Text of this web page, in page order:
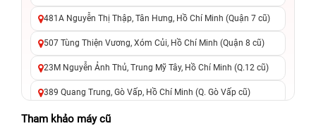
481A Nguyễn Thị Thập, Tân Hưng, Hồ Chí Minh (Quận 7 cũ)
507 Tùng Thiện Vương, Xóm Củi, Hồ Chí Minh (Quận 8 cũ)
23M Nguyễn Ảnh Thủ, Trung Mỹ Tây, Hồ Chí Minh (Q.12 cũ)
389 Quang Trung, Gò Vấp, Hồ Chí Minh (Q. Gò Vấp cũ)
625 - 625A Âu Cơ, Tân Phú, Hồ Chí Minh (Quận Tân Phú cũ)
Tham khảo máy cũ